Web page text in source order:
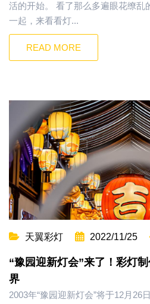
活的开始。 看了那么多遍眼花缭乱
一起，来看看灯...
READ MORE
天翼彩灯 2022/11/25
“豫园迎新灯会”来了！彩灯
界
2003年“豫园迎新灯会”将于12月26